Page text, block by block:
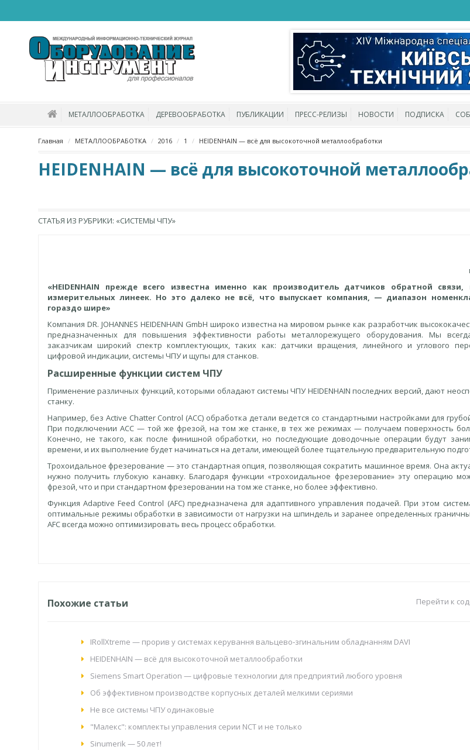
МЕТАЛЛООБРАБОТКА ДЕРЕВООБРАБОТКА ПУБЛИКАЦИИ ПРЕСС-РЕЛИЗЫ НОВОСТИ ПОДПИСКА
Главная МЕТАЛЛООБРАБОТКА 2016 1 HEIDENHAIN — всё для высокоточной металлообработки
HEIDENHAIN — всё для высокоточной
СТАТЬЯ ИЗ РУБРИКИ: «СИСТЕМЫ ЧПУ»
«HEIDENHAIN прежде всего известна именно как производитель датчиков обратной
измерительных линеек. Но это далеко не всё, что выпускает компания, — диапазон
гораздо шире»
Компания DR. JOHANNES HEIDENHAIN GmbH широко известна на мировом рынке как разработчик
предназначенных для повышения эффективности работы металлорежущего оборудования. Мы
заказчикам широкий спектр комплектующих, таких как: датчики вращения, линейного и углового
цифровой индикации, системы ЧПУ и щупы для станков.
Расширенные функции систем ЧПУ
Применение различных функций, которыми обладают системы ЧПУ HEIDENHAIN последних версий, дают
станку.
Например, без Active Chatter Control (ACC) обработка детали ведется со стандартными настройками для
При подключении ACC — той же фрезой, на том же станке, в тех же режимах — получаем поверхность
Конечно, не такого, как после финишной обработки, но последующие доводочные операции будут
времени, и их выполнение будет начинаться на детали, имеющей более тщательную предварительную
Трохоидальное фрезерование — это стандартная опция, позволяющая сократить машинное время. Она
нужно получить глубокую канавку. Благодаря функции «трохоидальное фрезерование» эту операцию
фрезой, что и при стандартном фрезеровании на том же станке, но более эффективно.
Функция Adaptive Feed Control (AFC) предназначена для адаптивного управления подачей. При этом
оптимальные режимы обработки в зависимости от нагрузки на шпиндель и заранее определенных
AFC всегда можно оптимизировать весь процесс обработки.
Похожие статьи Перейти к
IRollXtreme — прорив у системах керування вальцево‑згинальним обладнанням DAVI
HEIDENHAIN — всё для высокоточной металлообработки
Siemens Smart Operation — цифровые технологии для предприятий любого уровня
Об эффективном производстве корпусных деталей мелкими сериями
Не все системы ЧПУ одинаковые
"Малекс": комплекты управления серии NCT и не только
Sinumerik — 50 лет!